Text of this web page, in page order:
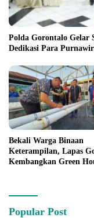
Polda Gorontalo Gelar
Dedikasi Para
Bekali Warga Binaan
Keterampilan, Lapas
Kembangkan Green
Popular Post